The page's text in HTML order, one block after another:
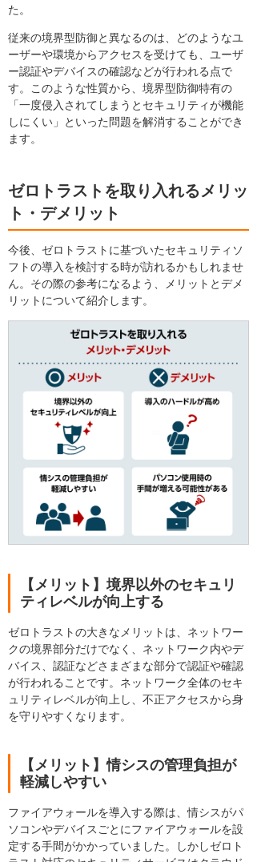
た。
従来の境界型防御と異なるのは、どのようなユ
ーザーや環境からアクセスを受けても、ユーザ
ー認証やデバイスの確認などが行われる点で
す。このような性質から、境界型防御特有の
「一度侵入されてしまうとセキュリティが機能
しにくい」といった問題を解消することができ
ます。
ゼロトラストを取り入れるメリッ
ト・デメリット
今後、ゼロトラストに基づいたセキュリティソ
フトの導入を検討する時が訪れるかもしれませ
ん。その際の参考になるよう、メリットとデメ
リットについて紹介します。
【メリット】境界以外のセキュリ
ティレベルが向上する
ゼロトラストの大きなメリットは、ネットワー
クの境界部分だけでなく、ネットワーク内やデ
バイス、認証などさまざまな部分で認証や確認
が行われることです。ネットワーク全体のセキ
ュリティレベルが向上し、不正アクセスから身
を守りやすくなります。
【メリット】情シスの管理負担が
軽減しやすい
ファイアウォールを導入する際は、情シスがパ
ソコンやデバイスごとにファイアウォールを設
定する手間がかかっていました。しかしゼロト